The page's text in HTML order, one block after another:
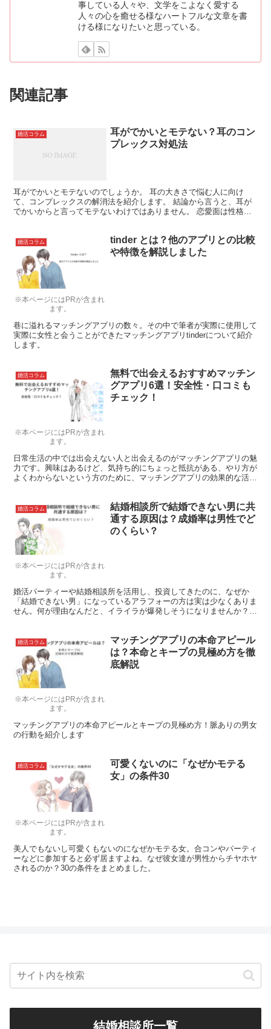
事している人々や、文学をこよなく愛する
人々の心を癒せる様なハートフルな文章を書
ける様になりたいと思っている。
関連記事
婚活コラム
耳がでかいとモテない？耳のコン
プレックス対処法
耳がでかいとモテないのでしょうか。 耳の大きさで悩む人に向け
て、コンプレックスの解消法を紹介します。 結論から言うと、耳が
でかいからと言ってモテないわけではありません。 恋愛面は性格や
※本ページにはPRが含まれ
ます。
婚活コラム
tinder とは？他のアプリとの比較
や特徴を解説しました
巷に溢れるマッチングアプリの数々。その中で筆者が実際に使用して
実際に女性と会うことができたマッチングアプリtinderについて紹介
します。
※本ページにはPRが含まれ
ます。
婚活コラム
無料で出会えるおすすめマッチン
グアプリ6選！安全性・口コミも
チェック！
日常生活の中では出会えない人と出会えるのがマッチングアプリの魅
力です。興味はあるけど、気持ち的にちょっと抵抗がある、やり方が
よくわからないという方のために、マッチングアプリの効果的な活用
※本ページにはPRが含まれ
ます。
婚活コラム
結婚相談所で結婚できない男に共
通する原因は？成婚率は男性でど
のくらい？
婚活パーティーや結婚相談所を活用し、投資してきたのに、なぜか
「結婚できない男」になっているアラフォーの方は実は少なくありま
せん。何が理由なんだと、イライラが爆発しそうになりませんか？
ます。
※本ページにはPRが含まれ
ます。
婚活コラム
マッチングアプリの本命アピール
は？本命とキープの見極め方を徹
底解説
マッチングアプリの本命アピールとキープの見極め方！脈ありの男女
の行動を紹介します
※本ページにはPRが含まれ
ます。
婚活コラム
可愛くないのに「なぜかモテる
女」の条件30
美人でもないし可愛くもないのになぜかモテる女。合コンやパーティ
ーなどに参加すると必ず居ますよね。なぜ彼女達が男性からチヤホヤ
されるのか？30の条件をまとめました。
結婚相談所一覧